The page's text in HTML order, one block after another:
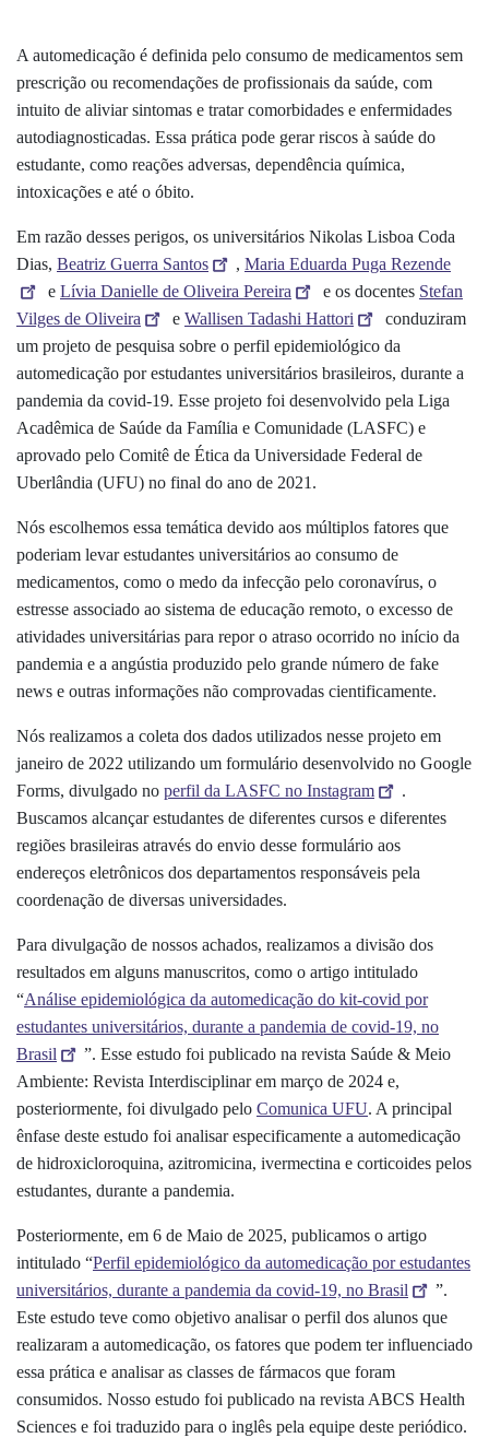
A automedicação é definida pelo consumo de medicamentos sem
prescrição ou recomendações de profissionais da saúde, com
intuito de aliviar sintomas e tratar comorbidades e enfermidades
autodiagnosticadas. Essa prática pode gerar riscos à saúde do
estudante, como reações adversas, dependência química,
intoxicações e até o óbito.
Em razão desses perigos, os universitários Nikolas Lisboa Coda
Dias, Beatriz Guerra Santos , Maria Eduarda Puga Rezende
e Lívia Danielle de Oliveira Pereira e os docentes Stefan
Vilges de Oliveira
e Wallisen Tadashi Hattori
conduziram
um projeto de pesquisa sobre o perfil epidemiológico da
automedicação por estudantes universitários brasileiros, durante a
pandemia da covid-19. Esse projeto foi desenvolvido pela Liga
Acadêmica de Saúde da Família e Comunidade (LASFC) e
aprovado pelo Comitê de Ética da Universidade Federal de
Uberlândia (UFU) no final do ano de 2021.
Nós escolhemos essa temática devido aos múltiplos fatores que
poderiam levar estudantes universitários ao consumo de
medicamentos, como o medo da infecção pelo coronavírus, o
estresse associado ao sistema de educação remoto, o excesso de
atividades universitárias para repor o atraso ocorrido no início da
pandemia e a angústia produzido pelo grande número de fake
news e outras informações não comprovadas cientificamente.
Nós realizamos a coleta dos dados utilizados nesse projeto em
janeiro de 2022 utilizando um formulário desenvolvido no Google
Forms, divulgado no perfil da LASFC no Instagram
.
Buscamos alcançar estudantes de diferentes cursos e diferentes
regiões brasileiras através do envio desse formulário aos
endereços eletrônicos dos departamentos responsáveis pela
coordenação de diversas universidades.
Para divulgação de nossos achados, realizamos a divisão dos
resultados em alguns manuscritos, como o artigo intitulado
“Análise epidemiológica da automedicação do kit-covid por
estudantes universitários, durante a pandemia de covid-19, no
Brasil
”. Esse estudo foi publicado na revista Saúde & Meio
Ambiente: Revista Interdisciplinar em março de 2024 e,
posteriormente, foi divulgado pelo Comunica UFU. A principal
ênfase deste estudo foi analisar especificamente a automedicação
de hidroxicloroquina, azitromicina, ivermectina e corticoides pelos
estudantes, durante a pandemia.
Posteriormente, em 6 de Maio de 2025, publicamos o artigo
intitulado “Perfil epidemiológico da automedicação por estudantes
universitários, durante a pandemia da covid-19, no Brasil
”.
Este estudo teve como objetivo analisar o perfil dos alunos que
realizaram a automedicação, os fatores que podem ter influenciado
essa prática e analisar as classes de fármacos que foram
consumidos. Nosso estudo foi publicado na revista ABCS Health
Sciences e foi traduzido para o inglês pela equipe deste periódico.